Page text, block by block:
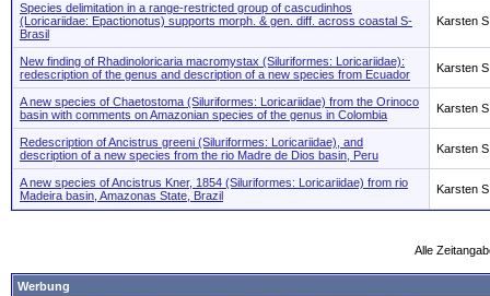
Species delimitation in a range-restricted group of cascudinhos
(Loricariidae: Epactionotus) supports morph. & gen. diff. across coastal S-
Brasil
Karsten
New finding of Rhadinoloricaria macromystax (Siluriformes: Loricariidae):
redescription of the genus and description of a new species from Ecuador
Karsten
A new species of Chaetostoma (Siluriformes: Loricariidae) from the Orinoco
basin with comments on Amazonian species of the genus in Colombia
Karsten
Redescription of Ancistrus greeni (Siluriformes: Loricariidae), and
description of a new species from the rio Madre de Dios basin, Peru
Karsten
A new species of Ancistrus Kner, 1854 (Siluriformes: Loricariidae) from rio
Madeira basin, Amazonas State, Brazil
Karsten
Alle
Werbung